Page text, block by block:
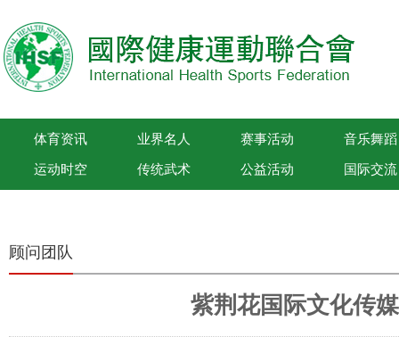
体育资讯 业界名人 赛事活动 音乐舞蹈
运动时空 传统武术 公益活动 国际交流
顾问团队
紫荆花国际文化传